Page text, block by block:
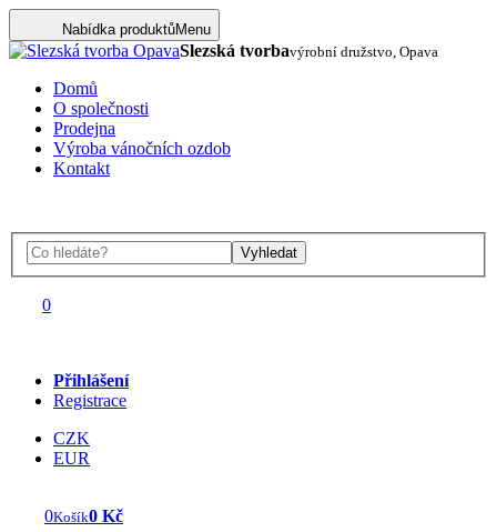
Nabídka produktůMenu
Slezská tvorbavýrobní družstvo, Opava
Domů
O společnosti
Prodejna
Výroba vánočních ozdob
Kontakt
Vyhledat
0
Přihlášení
Registrace
CZK
EUR
0Košík0 Kč